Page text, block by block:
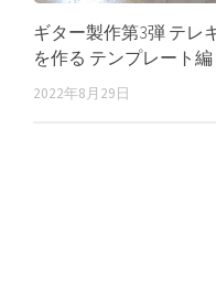
ギター製作第3弾 テレ
を作る テンプレート編
2022年8月29日